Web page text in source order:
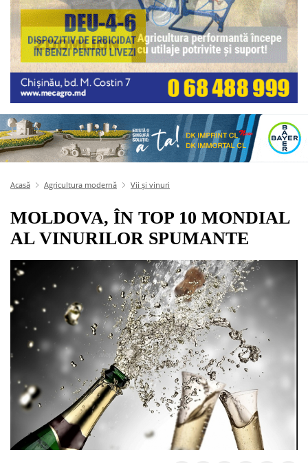
Acasă Agricultura modernă Vii și vinuri
MOLDOVA, ÎN TOP 10 MONDIAL
AL VINURILOR SPUMANTE